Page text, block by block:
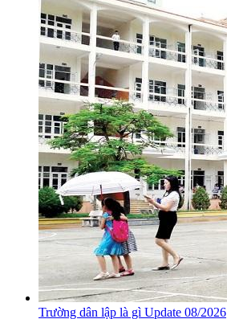
Trường dân lập là gì Update 08/2026